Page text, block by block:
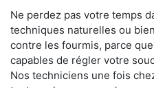
Ne perdez pas votre temps
techniques naturelles ou
contre les fourmis, parce
capables de régler votre
Nos techniciens une fois